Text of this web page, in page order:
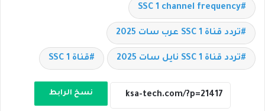
SSC 1 channel frequency
تردد قناة SSC 1 عرب سات 2025
تردد قناة SSC 1 نايل سات 2025 قناة SSC 1
نسخ الرابط